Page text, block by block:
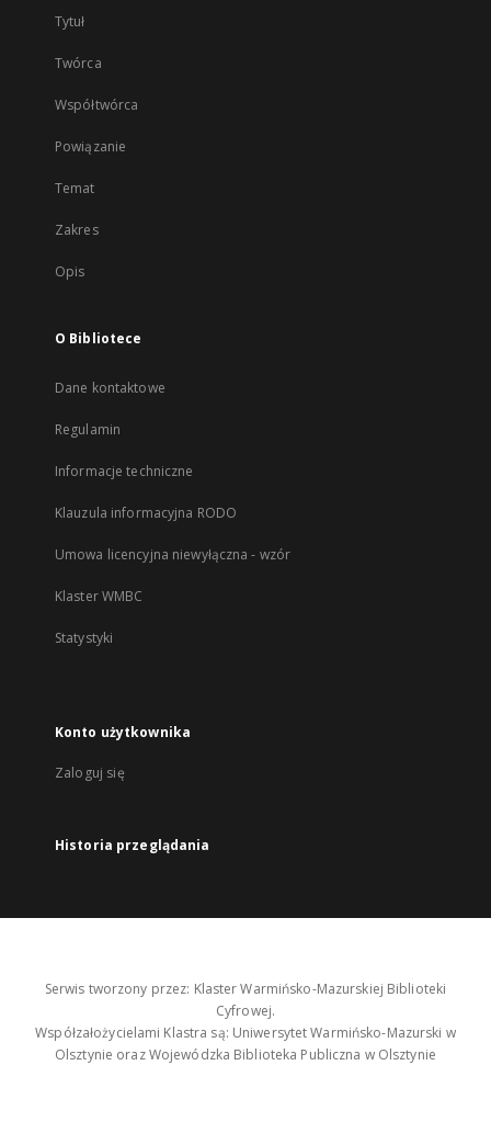
Tytuł
Twórca
Współtwórca
Powiązanie
Temat
Zakres
Opis
O Bibliotece
Dane kontaktowe
Regulamin
Informacje techniczne
Klauzula informacyjna RODO
Umowa licencyjna niewyłączna - wzór
Klaster WMBC
Statystyki
Konto użytkownika
Zaloguj się
Historia przeglądania
Serwis tworzony przez: Klaster Warmińsko-Mazurskiej Biblioteki
Cyfrowej.
Współzałożycielami Klastra są: Uniwersytet Warmińsko-Mazurski w
Olsztynie oraz Wojewódzka Biblioteka Publiczna w Olsztynie